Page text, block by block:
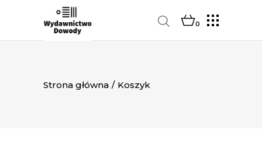
0
Strona główna / Koszyk